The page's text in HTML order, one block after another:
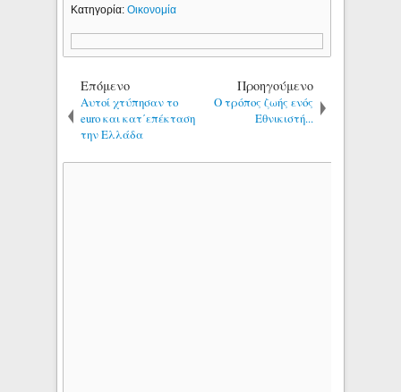
Κατηγορία:Οικονομία
Επόμενο
Αυτοί χτύπησαν το
euro και κατ΄επέκταση
την Ελλάδα
Προηγούμενο
O τρόπος ζωής ενός
Εθνικιστή...